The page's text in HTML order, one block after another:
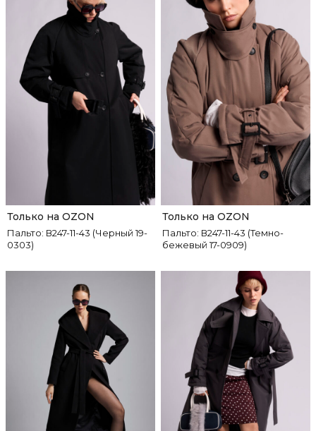
Пальто: В247-11-43 (Черный 19-
0303)
Только на OZON
Пальто: В247-11-43 (Темно-
бежевый 17-0909)
Только на OZON